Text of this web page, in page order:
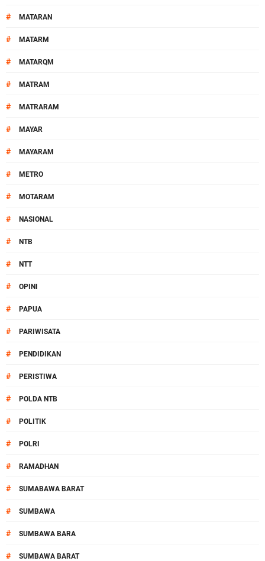
# MATARAN
# MATARM
# MATARQM
# MATRAM
# MATRARAM
# MAYAR
# MAYARAM
# METRO
# MOTARAM
# NASIONAL
# NTB
# NTT
# OPINI
# PAPUA
# PARIWISATA
# PENDIDIKAN
# PERISTIWA
# POLDA NTB
# POLITIK
# POLRI
# RAMADHAN
# SUMABAWA BARAT
# SUMBAWA
# SUMBAWA BARA
# SUMBAWA BARAT